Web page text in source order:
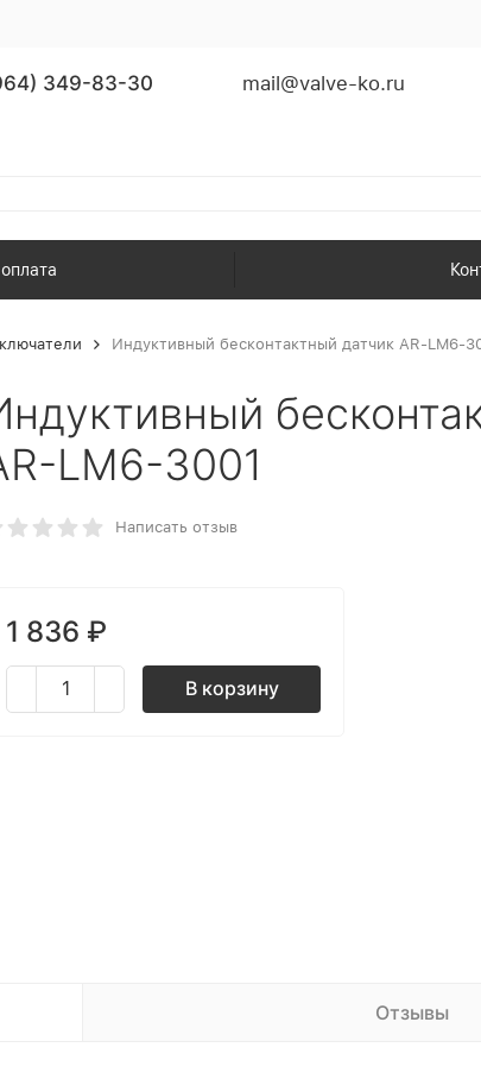
349-83-30 mail@valve-ko.ru
Индуктивный бесконтактный датчик AR-LM6-
LM6-3001
Написать отзыв
1 836 ₽
В корзину
Отзывы